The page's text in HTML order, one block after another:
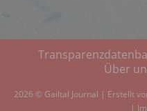
Über
2026 © Gailtal Journal | Erstellt
|